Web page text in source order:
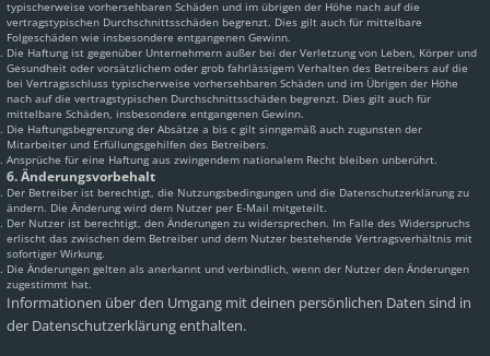
typischerweise vorhersehbaren Schäden und im übrigen der Höhe nach auf die
vertragstypischen Durchschnittsschäden begrenzt. Dies gilt auch für mittelbare
Folgeschäden wie insbesondere entgangenen Gewinn.
Die Haftung ist gegenüber Unternehmern außer bei der Verletzung von Leben, Körper und
Gesundheit oder vorsätzlichem oder grob fahrlässigem Verhalten des Betreibers auf die
bei Vertragsschluss typischerweise vorhersehbaren Schäden und im Übrigen der Höhe
nach auf die vertragstypischen Durchschnittsschäden begrenzt. Dies gilt auch für
mittelbare Schäden, insbesondere entgangenen Gewinn.
Die Haftungsbegrenzung der Absätze a bis c gilt sinngemäß auch zugunsten der
Mitarbeiter und Erfüllungsgehilfen des Betreibers.
Ansprüche für eine Haftung aus zwingendem nationalem Recht bleiben unberührt.
6. Änderungsvorbehalt
Der Betreiber ist berechtigt, die Nutzungsbedingungen und die Datenschutzerklärung zu
ändern. Die Änderung wird dem Nutzer per E-Mail mitgeteilt.
Der Nutzer ist berechtigt, den Änderungen zu widersprechen. Im Falle des Widerspruchs
erlischt das zwischen dem Betreiber und dem Nutzer bestehende Vertragsverhältnis mit
sofortiger Wirkung.
Die Änderungen gelten als anerkannt und verbindlich, wenn der Nutzer den Änderungen
zugestimmt hat.
Informationen über den Umgang mit deinen persönlichen Daten sind in
der Datenschutzerklärung enthalten.